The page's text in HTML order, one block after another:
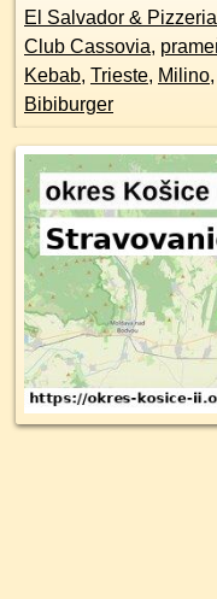
El Salvador &
Club Cassovia,
Kebab, Trieste, Milino,
Bibiburger